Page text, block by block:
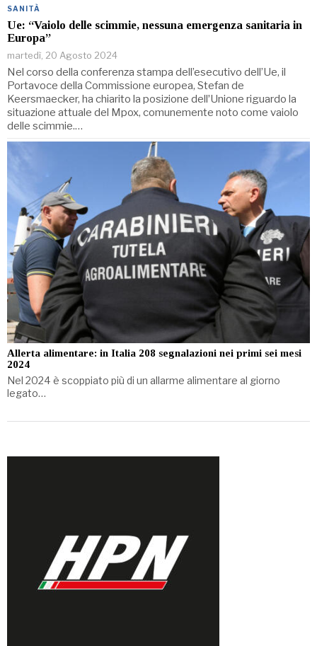
SANITÀ
Ue: “Vaiolo delle scimmie, nessuna emergenza sanitaria in
Europa”
martedì, 20 Agosto 2024
Nel corso della conferenza stampa dell’esecutivo dell’Ue, il
Portavoce della Commissione europea, Stefan de
Keersmaecker, ha chiarito la posizione dellʼUnione riguardo la
situazione attuale del Mpox, comunemente noto come vaiolo
delle scimmie.…
Allerta alimentare: in Italia 208 segnalazioni nei primi sei mesi
2024
Nel 2024 è scoppiato più di un allarme alimentare al giorno
legato…